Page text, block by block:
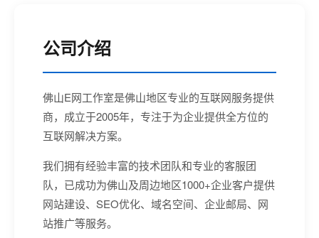
公司介绍
佛山E网工作室是佛山地区专业的互联网服务提供
商，成立于2005年，专注于为企业提供全方位的
互联网解决方案。
我们拥有经验丰富的技术团队和专业的客服团
队，已成功为佛山及周边地区1000+企业客户提供
网站建设、SEO优化、域名空间、企业邮局、网
站推广等服务。